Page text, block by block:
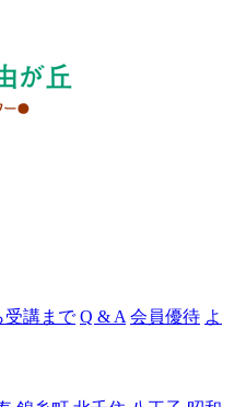
ャ
受講まで Q & A 会員優待 よ